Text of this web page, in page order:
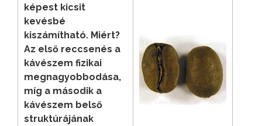
képest kicsit
kevésbé
kiszámítható. Miért?
Az első reccsenés a
kávészem fizikai
megnagyobbodása,
míg a második a
kávészem belső
struktúrájának